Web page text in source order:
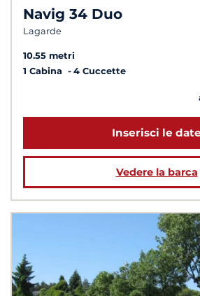
Navig 34 Duo
Lagarde
10.55 metri
1 Cabina
4 Cuccette
Inserisci le date
Vedere la barca